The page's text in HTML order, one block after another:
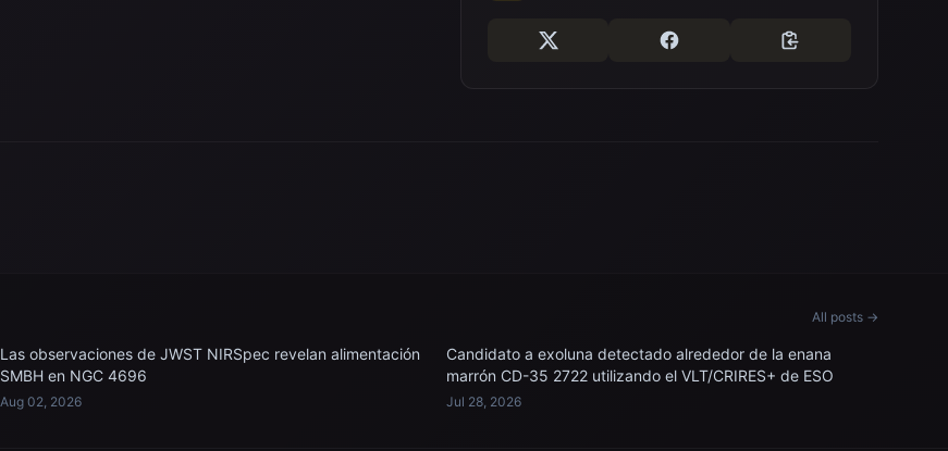
All posts →
Las observaciones de JWST NIRSpec revelan alimentación
SMBH en NGC 4696
Aug 02, 2026
Candidato a exoluna detectado alrededor de la enana
marrón CD-35 2722 utilizando el VLT/CRIRES+ de ESO
Jul 28, 2026